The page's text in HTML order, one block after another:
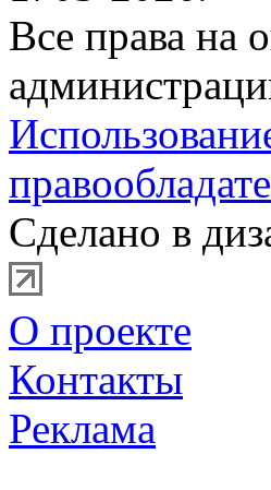
Все права на
Сделано в
О проекте
Контакты
Реклама